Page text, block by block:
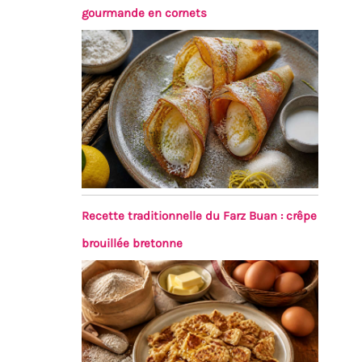
gourmande en cornets
Recette traditionnelle du Farz Buan : crêpe
brouillée bretonne